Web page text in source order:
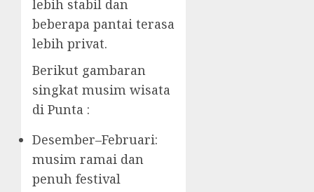
lebih stabil dan
beberapa pantai terasa
lebih privat.
Berikut gambaran
singkat musim wisata
di Punta :
Desember–Februari:
musim ramai dan
penuh festival